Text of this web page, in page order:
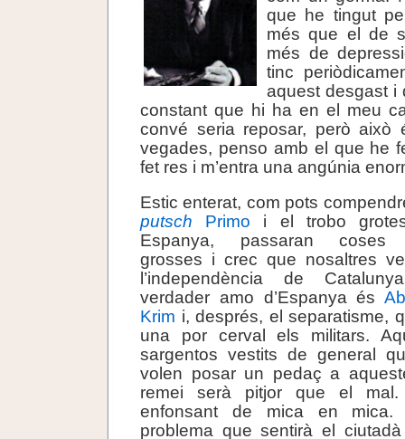
que he tingut
més que el de
més de
tinc
aquest desgast i
constant que hi ha en el meu
convé seria reposar, però això
vegades, penso amb el que he
fet res i m’entra una angúnia
Estic enterat, com pots
putsch Primo i el trobo
Espanya, passaran coses
grosses i crec que nosaltres
l’independència de
verdader amo d’Espanya és
Krim i, després, el separatisme,
una por cerval els militars.
sargentos vestits de general
volen posar un pedaç a
remei serà pitjor que el
enfonsant de mica en mica.
problema que sentirà el